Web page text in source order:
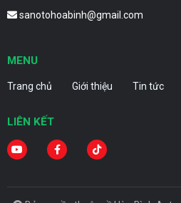
sanotohoabinh@gmail.com
MENU
Trang chủ Giới thiệu Tin tức
LIÊN KẾT